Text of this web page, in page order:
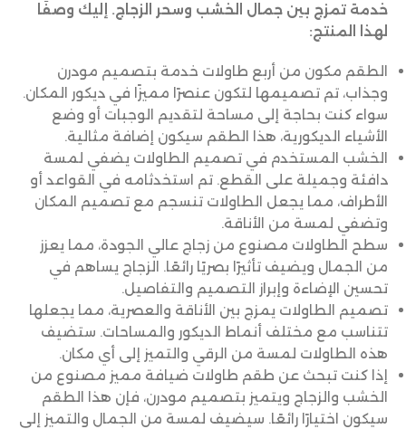
خدمة تمزج بين جمال الخشب وسحر الزجاج. إليك وصفًا
لهذا المنتج:
الطقم مكون من أربع طاولات خدمة بتصميم مودرن
وجذاب، تم تصميمها لتكون عنصرًا مميزًا في ديكور المكان.
سواء كنت بحاجة إلى مساحة لتقديم الوجبات أو وضع
الأشياء الديكورية، هذا الطقم سيكون إضافة مثالية.
الخشب المستخدم في تصميم الطاولات يضفي لمسة
دافئة وجميلة على القطع. تم استخدثامه في القواعد أو
الأطراف، مما يجعل الطاولات تنسجم مع تصميم المكان
وتضفي لمسة من الأناقة.
سطح الطاولات مصنوع من زجاج عالي الجودة، مما يعزز
من الجمال ويضيف تأثيرًا بصريًا رائعًا. الزجاج يساهم في
تحسين الإضاءة وإبراز التصميم والتفاصيل.
تصميم الطاولات يمزج بين الأناقة والعصرية، مما يجعلها
تتناسب مع مختلف أنماط الديكور والمساحات. ستضيف
هذه الطاولات لمسة من الرقي والتميز إلى أي مكان.
إذا كنت تبحث عن طقم طاولات ضيافة مميز مصنوع من
الخشب والزجاج ويتميز بتصميم مودرن، فإن هذا الطقم
سيكون اختيارًا رائعًا. سيضيف لمسة من الجمال والتميز إلى